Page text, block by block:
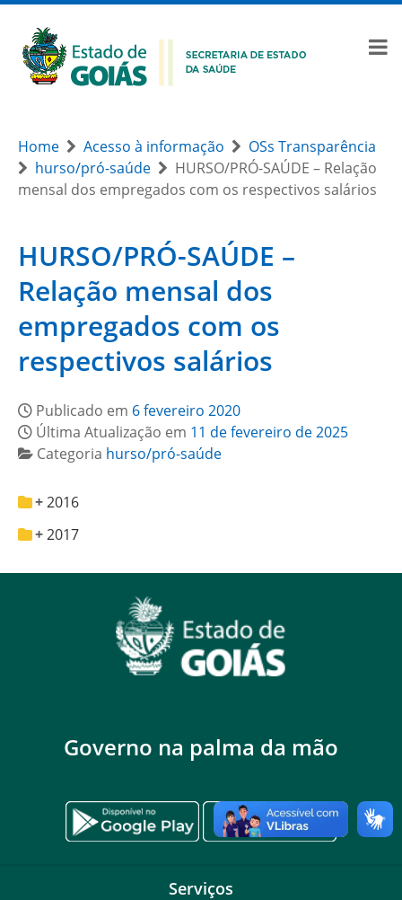
Home Acesso à informação
OSs Transparência
hurso/pró-saúde
HURSO/PRÓ-SAÚDE – Relação
mensal dos empregados com os respectivos salários
HURSO/PRÓ-SAÚDE –
Relação mensal dos
empregados com os
respectivos salários
Publicado em 6 fevereiro 2020
Última Atualização em 11 de fevereiro de 2025
Categoria hurso/pró-saúde
2016
2017
Governo na palma da mão
Serviços